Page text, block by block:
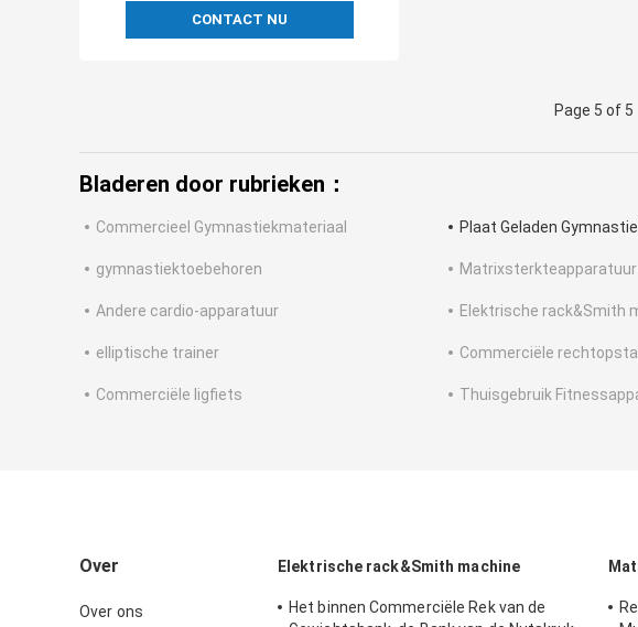
CONTACT NU
Page 5 of 5
Bladeren door rubrieken：
Commercieel Gymnastiekmateriaal Plaat Geladen
gymnastiektoebehoren Matrixsterkteapparatuur
Andere cardio-apparatuur Elektrische rack&Smith
elliptische trainer Commerciële
Commerciële ligfiets Thuisgebruik
Over
Over ons
Elektrische rack&Smith machine
Het binnen Commerciële Rek van de